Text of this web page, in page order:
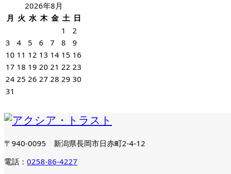
2026年8月
月 火 水 木 金 土 日
1
2
3
4 5 6 7 8
9
10 11 12 13 14 15 16
17 18 19 20 21 22 23
24 25 26 27 28 29 30
31
〒940-0095 新潟県長岡市日赤町2-4-12
電話： 0258-86-4227